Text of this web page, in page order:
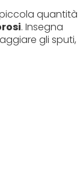
quantità
. Insegna
gli sputi,